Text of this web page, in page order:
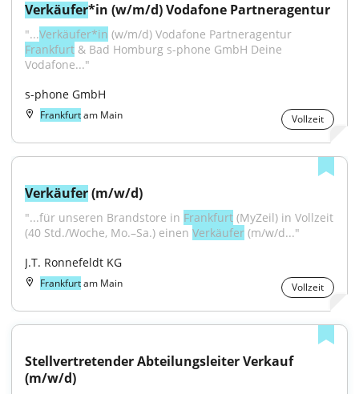
Verkäufer*in (w/m/d) Vodafone Partneragentur
"...Verkäufer*in
Frankfurt & Bad Homburg s-phone GmbH Deine
Vodafone..."
s-phone GmbH
Frankfurtam Main Vollzeit
Verkäufer (m/w/d)
"...für unseren Brandstore in Frankfurt (MyZeil) in Vollzeit
(40 Std./Woche, Mo.–Sa.) einen Verkäufer (m/w/d..."
J.T. Ronnefeldt KG
Frankfurtam Main Vollzeit
Stellvertretender Abteilungsleiter Verkauf
(m/w/d)